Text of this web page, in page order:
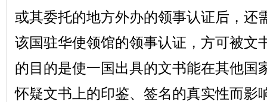
或其委托的地方外办的领事认证后，还
该国驻华使领馆的领事认证，方可被文
的目的是使一国出具的文书能在其他国
怀疑文书上的印鉴、签名的真实性而影